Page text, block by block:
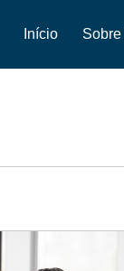
Início